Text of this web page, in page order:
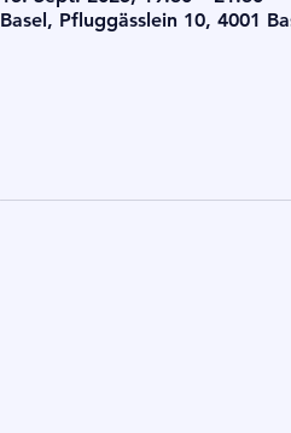
Basel, Pfluggässlein 10, 4001